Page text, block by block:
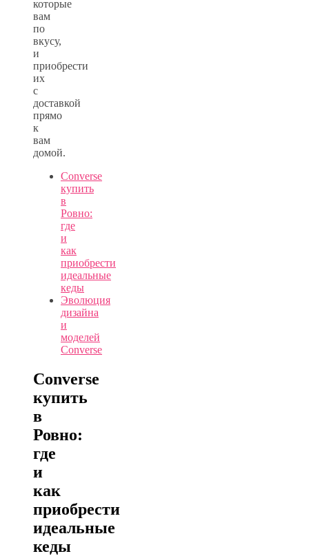
которые
вам
по
вкусу,
и
приобрести
их
с
доставкой
прямо
к
вам
домой.
Converse
купить
в
Ровно:
где
и
как
приобрести
идеальные
кеды
Эволюция
дизайна
и
моделей
Converse
Converse
купить
в
Ровно:
где
и
как
приобрести
идеальные
кеды